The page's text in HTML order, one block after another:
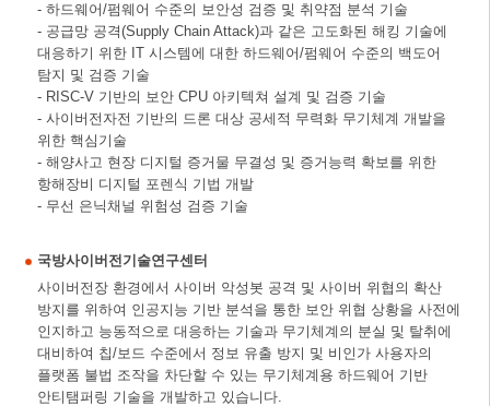
- 하드웨어/펌웨어 수준의 보안성 검증 및 취약점 분석 기술
- 공급망 공격(Supply Chain Attack)과 같은 고도화된 해킹 기술에
대응하기 위한 IT 시스템에 대한 하드웨어/펌웨어 수준의 백도어
탐지 및 검증 기술
- RISC-V 기반의 보안 CPU 아키텍쳐 설계 및 검증 기술
- 사이버전자전 기반의 드론 대상 공세적 무력화 무기체계 개발을
위한 핵심기술
- 해양사고 현장 디지털 증거물 무결성 및 증거능력 확보를 위한
항해장비 디지털 포렌식 기법 개발
- 무선 은닉채널 위험성 검증 기술
국방사이버전기술연구센터
사이버전장 환경에서 사이버 악성봇 공격 및 사이버 위협의 확산
방지를 위하여 인공지능 기반 분석을 통한 보안 위협 상황을 사전에
인지하고 능동적으로 대응하는 기술과 무기체계의 분실 및 탈취에
대비하여 칩/보드 수준에서 정보 유출 방지 및 비인가 사용자의
플랫폼 불법 조작을 차단할 수 있는 무기체계용 하드웨어 기반
안티탬퍼링 기술을 개발하고 있습니다.